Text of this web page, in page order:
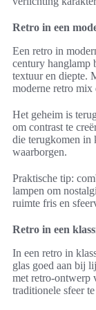
Retro in een
Een retro in
century hanglamp
textuur en diepte.
moderne retro
Het geheim is
om contrast te
die terugkomen in
waarborgen.
Praktische tip:
lampen om
ruimte fris en
Retro in een
In een retro in
glas goed aan bij
met retro-ontwerp
traditionele sfeer